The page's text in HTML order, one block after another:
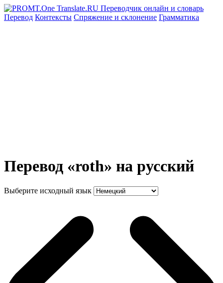
Перевод Контексты Спряжение и склонение Грамматика
Перевод «roth» на русский
Выберите исходный язык